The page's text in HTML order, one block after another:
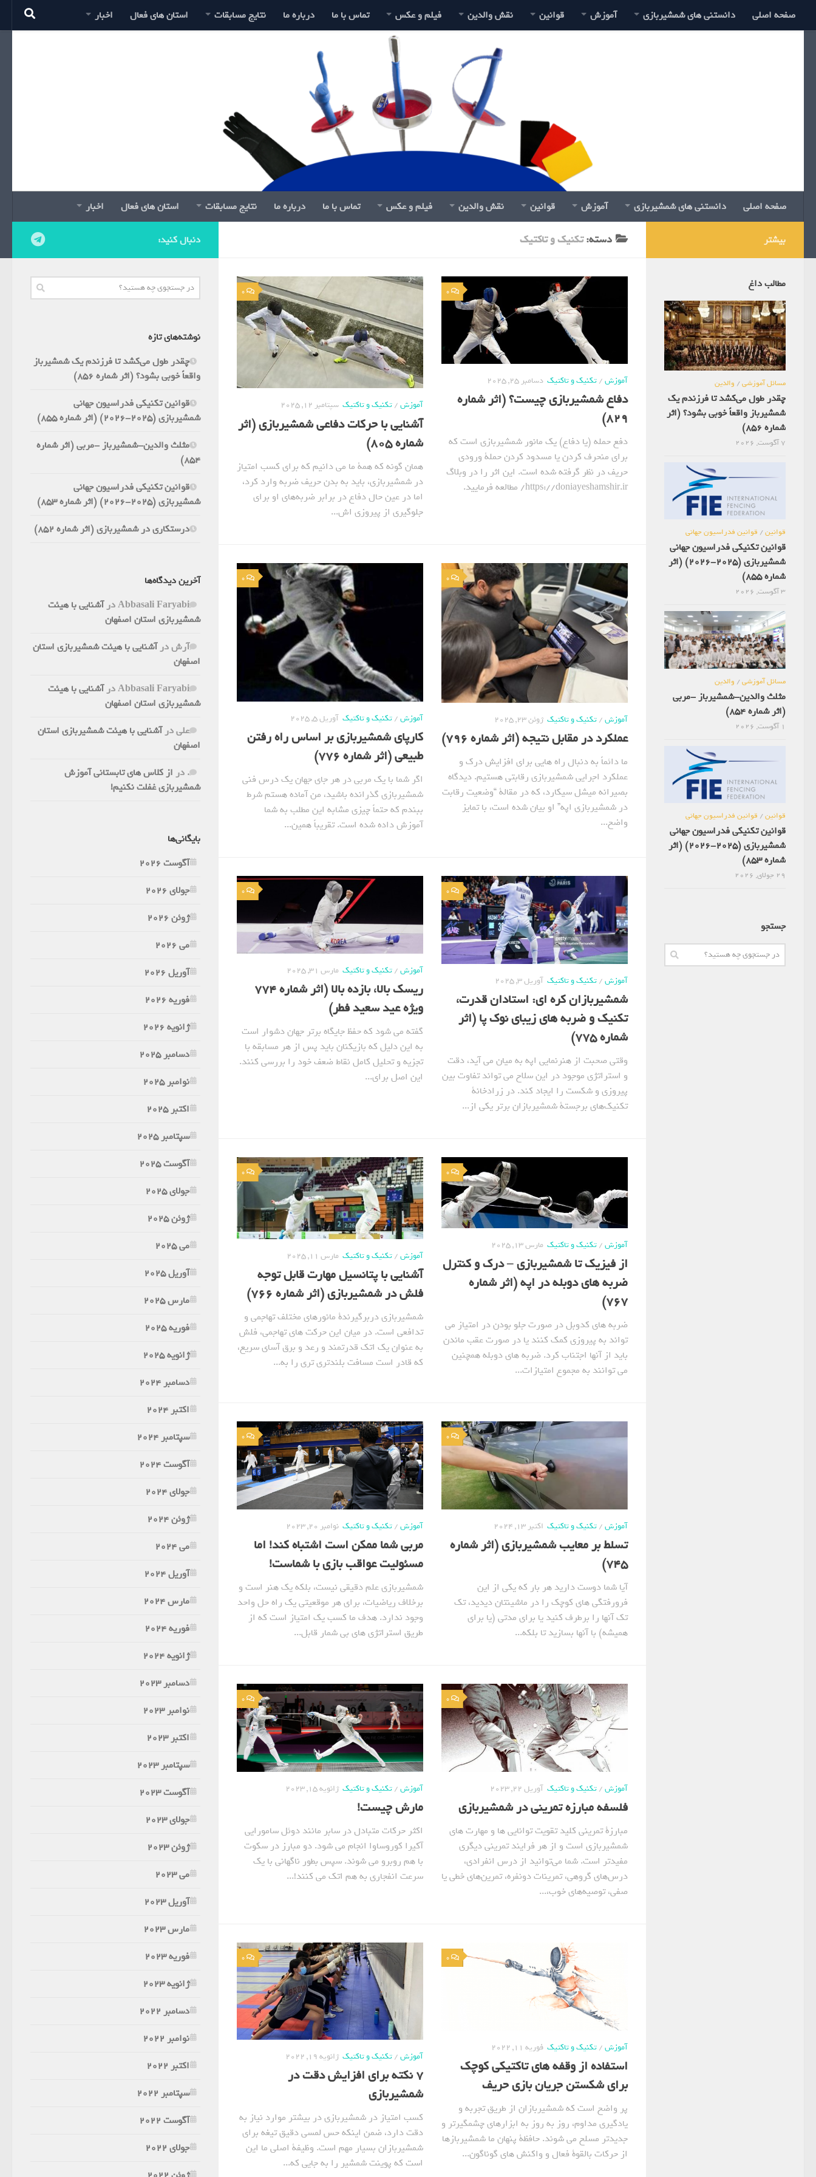
صفحه اصلی دانستنی های شمشیربازی آموزش قوانین نقش والدین فیلم و عکس تماس با ما درباره ما نتایج مسابقات استان های فعال اخبار
صفحه اصلی دانستنی های شمشیربازی آموزش قوانین نقش والدین فیلم و عکس تماس با ما درباره ما نتایج مسابقات استان های فعال اخبار
دسته:تکنیک و تاکتیک
0
آموزش/تکنیک و تاکتیک دسامبر 25, 2025
دفاع شمشیربازی چیست؟ (اثر شماره
829)
دفع حمله (یا دفاع) یک مانور شمشیربازی است که
برای منحرف کردن یا مسدود کردن حملة ورودی
حریف در نظر گرفته شده است. این اثر را در وبلاگ
https://doniayeshamshir.ir/ مطالعه فرمایید.
0
آموزش/تکنیک و تاکتیک سپتامبر 12, 2025
آشنایی با حرکات دفاعی شمشیربازی (اثر
شماره 805)
همان گونه که همة ما می دانیم که برای کسب امتیاز
در شمشیربازی، باید به بدن حریف ضربه وارد کرد،
اما در عین حال دفاع در برابر ضربه‌های او برای
جلوگیری از پیروزی اش...
0
آموزش/تکنیک و تاکتیک ژوئن 23, 2025
عملکرد در مقابل نتیجه (اثر شماره 796)
ما دائماً به دنبال راه هایی برای افزایش درک و
عملکرد اجرایی شمشیربازی رقابتی هستیم. دیدگاه
بصیرانه میشل سیکارد، که در مقالة “وضعیت رقابت
در شمشیربازی اپه” او بیان شده است، با تمایز
واضح...
0
آموزش/تکنیک و تاکتیک آوریل 5, 2025
کارپای شمشیربازی بر اساس راه رفتن
طبیعی (اثر شماره 776)
اگر شما با یک مربی در هر جای جهان یک درس فنی
شمشیربازی گذرانده باشید، من آماده هستم شرط
ببندم که حتماً چیزی مشابه این مطلب به شما
آموزش داده شده است. تقریباً همین...
0
آموزش/تکنیک و تاکتیک آوریل 3, 2025
شمشیربازان کره ای: استادان قدرت،
تکنیک و ضربه های زیبای نوک پا (اثر
شماره 775)
وقتی صحبت از هنرنمایی اپه به میان می آید، دقت
و استراتژی موجود در این سلاح می تواند تفاوت بین
پیروزی و شکست را ایجاد کند. در زرادخانة
تکنیک‌های برجستة شمشیربازان برتر یکی از...
0
آموزش/تکنیک و تاکتیک مارس 31, 2025
ریسک بالا، بازده بالا (اثر شماره 774
ویژه عید سعید فطر)
گفته می شود که حفظ جایگاه برتر جهان دشوار است
به این دلیل که بازیکنان باید پس از هر مسابقه با
تجزیه و تحلیل کامل نقاط ضعف خود را بررسی کنند.
این اصل برای...
0
آموزش/تکنیک و تاکتیک مارس 13, 2025
از فیزیک تا شمشیربازی – درک و کنترل
ضربه های دوبله در اپه (اثر شماره
767)
ضربه های کدوبل در صورت جلو بودن در امتیاز می
تواند به پیروزی کمک کنند یا در صورت عقب ماندن
باید از آنها اجتناب کرد. ضربه های دوبله همچنین
می توانند به مجموع امتیازات...
0
آموزش/تکنیک و تاکتیک مارس 11, 2025
آشنایی با پتانسیل مهارت قابل توجه
فلش در شمشیربازی (اثر شماره 766)
شمشیربازی دربرگیرندة مانورهای مختلف تهاجمی و
تدافعی است. در میان این حرکت های تهاجمی، فلش
به عنوان یک اتک قدرتمند و رعد و برق آسای سریع،
که قادر است مسافت بلندتری تری را به...
0
آموزش/تکنیک و تاکتیک اکتبر 13, 2024
تسلط بر معایب شمشیربازی (اثر شماره
745)
آیا شما دوست دارید هر بار که یکی از این
فرورفتگی های کوچک را در ماشینتان دیدید، تک
تک آنها را برطرف کنید یا برای مدتی (یا برای
همیشه) با آنها بسازید تا بلکه...
0
آموزش/تکنیک و تاکتیک نوامبر 20, 2023
مربی شما ممکن است اشتباه کند! اما
مسئولیت عواقب بازی با شماست!
شمشیربازی علم دقیقی نیست، بلکه یک هنر است و
برخلاف ریاضیات، برای هر موقعیتی یک راه حل واحد
وجود ندارد. هدف ما کسب یک امتیاز است که از
طریق استراتژی های بی شمار قابل...
0
آموزش/تکنیک و تاکتیک آوریل 22, 2023
فلسفه مبارزه تمرینی در شمشیربازی
مبارزة تمرینی کلید تقویت توانایی ها و مهارت های
شمشیربازی است و از هر فرایند تمرینی دیگری
مفیدتر است. شما می‌توانید از درس‌ انفرادی،
درس‌های گروهی، تمرینات دونفره، تمرین‌های خطی یا
صفی، توصیه‌های خوب،...
0
آموزش/تکنیک و تاکتیک ژانویه 15, 2023
مارش چیست!
اکثر حرکات متبادل در سابر مانند دوئل سامورایی
آکیرا کوروساوا انجام می شود. دو مبارز در سکوت
با هم روبرو می شوند. سپس بطور ناگهانی با یک
سرعت انفجاری به هم اتک می کنند!...
0
آموزش/تکنیک و تاکتیک فوریه 11, 2022
استفاده از وقفه های تاکتیکی کوچک
برای شکستن جریان بازی حریف
پر واضح است که شمشیربازان از طریق تجربه و
یادگیری مداوم، روز به روز به ابزارهای چشمگیرتر و
جدیدتر مسلح می شوند. حافظة پنهان ما شمشیربازها
از حرکات بالقوة فعال و واکنش های گوناگون...
0
آموزش/تکنیک و تاکتیک ژانویه 19, 2022
7 نکته برای افزایش دقت در
شمشیربازی
کسب امتیاز در شمشیربازی در بیشتر موارد نیاز به
دقت دارد، ضمن اینکه حس لمسی دقیق تیغه برای
شمشیربازان بسیار مهم است. وظیفة اصلی ما این
است که پوینت شمشیر را به جایی که...
دنبال کنید:
نوشته‌های تازه
چقدر طول می‌کشد تا فرزندم یک شمشیرباز
واقعاً خوبی بشود؟ (اثر شماره 856)
قوانین تکنیکی فدراسیون جهانی
شمشیربازی (2025-2026) (اثر شماره 855)
مثلث والدین-شمشیرباز -مربی (اثر شماره
854)
قوانین تکنیکی فدراسیون جهانی
شمشیربازی (2025-2026) (اثر شماره 853)
درستکاری در شمشیربازی (اثر شماره 852)
آخرین دیدگاه‌ها
Abbasali Faryabiدرآشنایی با هیئت
شمشیربازی استان اصفهان
آرشدرآشنایی با هیئت شمشیربازی استان
اصفهان
Abbasali Faryabiدرآشنایی با هیئت
شمشیربازی استان اصفهان
علیدرآشنایی با هیئت شمشیربازی استان
اصفهان
. در از کلاس های تابستانی آموزش
شمشیربازی غفلت نکنیم!
بایگانی‌ها
آگوست 2026
جولای 2026
ژوئن 2026
می 2026
آوریل 2026
فوریه 2026
ژانویه 2026
دسامبر 2025
نوامبر 2025
اکتبر 2025
سپتامبر 2025
آگوست 2025
جولای 2025
ژوئن 2025
می 2025
آوریل 2025
مارس 2025
فوریه 2025
ژانویه 2025
دسامبر 2024
اکتبر 2024
سپتامبر 2024
آگوست 2024
جولای 2024
ژوئن 2024
می 2024
آوریل 2024
مارس 2024
فوریه 2024
ژانویه 2024
دسامبر 2023
نوامبر 2023
اکتبر 2023
سپتامبر 2023
آگوست 2023
جولای 2023
ژوئن 2023
می 2023
آوریل 2023
مارس 2023
فوریه 2023
ژانویه 2023
دسامبر 2022
نوامبر 2022
اکتبر 2022
سپتامبر 2022
آگوست 2022
جولای 2022
بیشتر
مطالب داغ
مسائل آموزشی/ والدین
چقدر طول می‌کشد تا فرزندم یک
شمشیرباز واقعاً خوبی بشود؟ (اثر
شماره 856)
7 آگوست, 2026
قوانین/ قوانین فدراسیون جهانی
قوانین تکنیکی فدراسیون جهانی
شمشیربازی (2025-2026) (اثر
شماره 855)
3 آگوست, 2026
مسائل آموزشی/ والدین
مثلث والدین-شمشیرباز -مربی
(اثر شماره 854)
1 آگوست, 2026
قوانین/ قوانین فدراسیون جهانی
قوانین تکنیکی فدراسیون جهانی
شمشیربازی (2025-2026) (اثر
شماره 853)
29 جولای, 2026
جستجو